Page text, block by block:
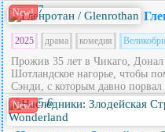
New! 7
2025 драма комедия
Прожив 35 лет в Чикаго, Донал
Шотландское нагорье, чтобы
Сэнди, с которым давно
New! 5.6